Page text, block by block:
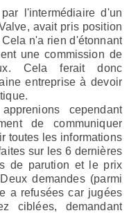
l'intermédiaire d'un
, avait pris position
ela n'a rien d'étonnant
une commission de
Cela ferait donc
entreprise à devoir
cependant
de communiquer
toutes les informations
sur les 6 dernières
de parution et le prix
demandes (parmi
a refusées car jugées
ciblées, demandant